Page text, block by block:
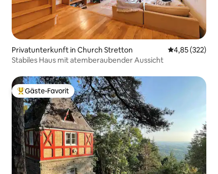
Privatunterkunft in Church Stretton
4,85 (322)
Stabiles Haus mit atemberaubender Aussicht
Beliebter Gäste-Favorit.
Gäste-Favorit